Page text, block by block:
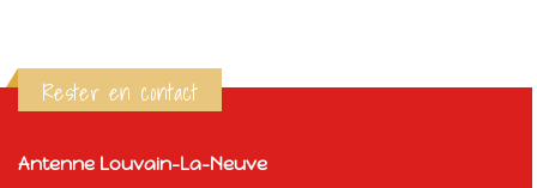
Rester en contact
Antenne Louvain-La-Neuve